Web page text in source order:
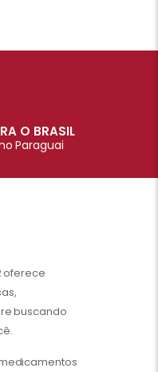
O BRASIL
Paraguai
oferece
buscando